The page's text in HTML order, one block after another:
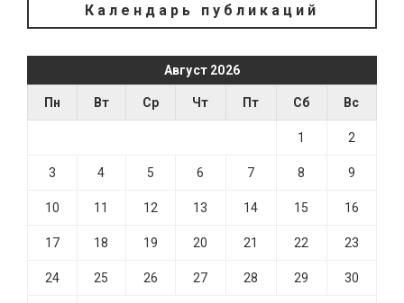
Календарь публикаций
Август 2026
Пн Вт Ср Чт Пт Сб Вс
1 2
3 4 5 6 7 8 9
10 11 12 13 14 15 16
17 18 19 20 21 22 23
24 25 26 27 28 29 30